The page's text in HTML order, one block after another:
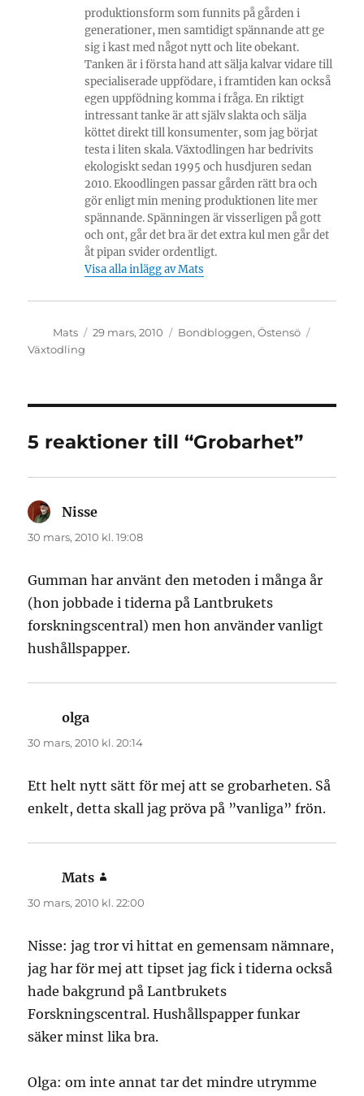
produktionsform som funnits på gården i
generationer, men samtidigt spännande att ge
sig i kast med något nytt och lite obekant.
Tanken är i första hand att sälja kalvar vidare till
specialiserade uppfödare, i framtiden kan också
egen uppfödning komma i fråga. En riktigt
intressant tanke är att själv slakta och sälja
köttet direkt till konsumenter, som jag börjat
testa i liten skala. Växtodlingen har bedrivits
ekologiskt sedan 1995 och husdjuren sedan
2010. Ekoodlingen passar gården rätt bra och
gör enligt min mening produktionen lite mer
spännande. Spänningen är visserligen på gott
och ont, går det bra är det extra kul men går det
åt pipan svider ordentligt.
Visa alla inlägg av Mats
Författare
Mats
Publicerat
29 mars, 2010 Kategorier
Bondbloggen,Östensö
Växtodling
5 reaktioner till “Grobarhet”
Nisse
30 mars, 2010 kl. 19:08
Gumman har använt den metoden i många år
(hon jobbade i tiderna på Lantbrukets
forskningscentral) men hon använder vanligt
hushållspapper.
olga
30 mars, 2010 kl. 20:14
Ett helt nytt sätt för mej att se grobarheten. Så
enkelt, detta skall jag pröva på ”vanliga” frön.
Mats
30 mars, 2010 kl. 22:00
Nisse: jag tror vi hittat en gemensam nämnare,
jag har för mej att tipset jag fick i tiderna också
hade bakgrund på Lantbrukets
Forskningscentral. Hushållspapper funkar
säker minst lika bra.
Olga: om inte annat tar det mindre utrymme